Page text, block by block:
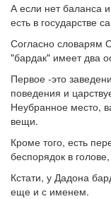
А если нет баланса
есть в государстве
Согласно словарям
"бардак" имеет два
Первое -это
поведения и
Неубранное место,
вещи.
Кроме того, есть
беспорядок в
Кстати, у Дадона
еще и с именем.